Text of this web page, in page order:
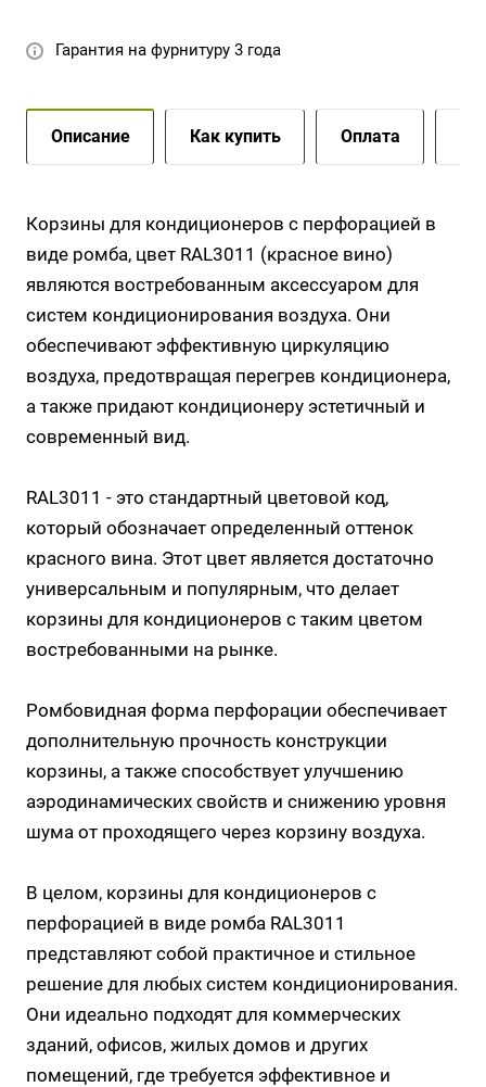
Гарантия на фурнитуру 3 года
Описание Как купить Оплата
Корзины для кондиционеров с перфорацией в
виде ромба, цвет RAL3011 (красное вино)
являются востребованным аксессуаром для
систем кондиционирования воздуха. Они
обеспечивают эффективную циркуляцию
воздуха, предотвращая перегрев кондиционера,
а также придают кондиционеру эстетичный и
современный вид.
RAL3011 - это стандартный цветовой код,
который обозначает определенный оттенок
красного вина. Этот цвет является достаточно
универсальным и популярным, что делает
корзины для кондиционеров с таким цветом
востребованными на рынке.
Ромбовидная форма перфорации обеспечивает
дополнительную прочность конструкции
корзины, а также способствует улучшению
аэродинамических свойств и снижению уровня
шума от проходящего через корзину воздуха.
В целом, корзины для кондиционеров с
перфорацией в виде ромба RAL3011
представляют собой практичное и стильное
решение для любых систем кондиционирования.
Они идеально подходят для коммерческих
зданий, офисов, жилых домов и других
помещений, где требуется эффективное и